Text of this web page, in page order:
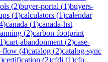
(2)buyer-portal (1)buyers-
(1)calculators (1)calendar
)canada (1)canada-hst
(2)carbon-footprint
1)cart-abandonment (2)case-
flow (4)catalog (2)catalog-sync
)certification (2)cfdi (1)cfo